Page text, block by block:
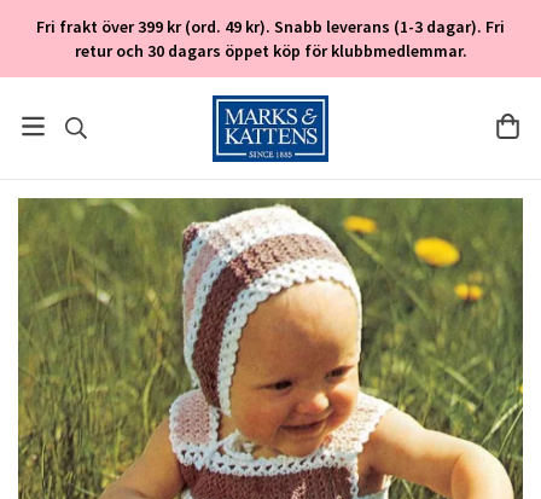
Fri frakt över 399 kr (ord. 49 kr). Snabb leverans (1-3 dagar). Fri
retur och 30 dagars öppet köp för klubbmedlemmar.